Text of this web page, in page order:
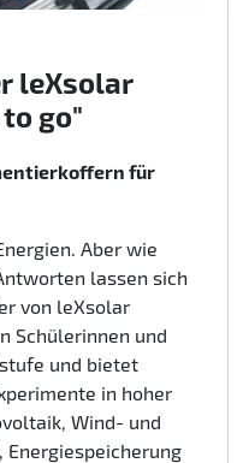
leXsolar
go"
für
Aber wie
lassen sich
von leXsolar
Schülerinnen und
und bietet
in hoher
Wind- und